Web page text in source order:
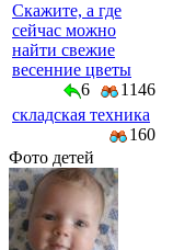
Скажите, а где
сейчас можно
найти свежие
весенние цветы
6
1146
складская техника
160
Фото детей